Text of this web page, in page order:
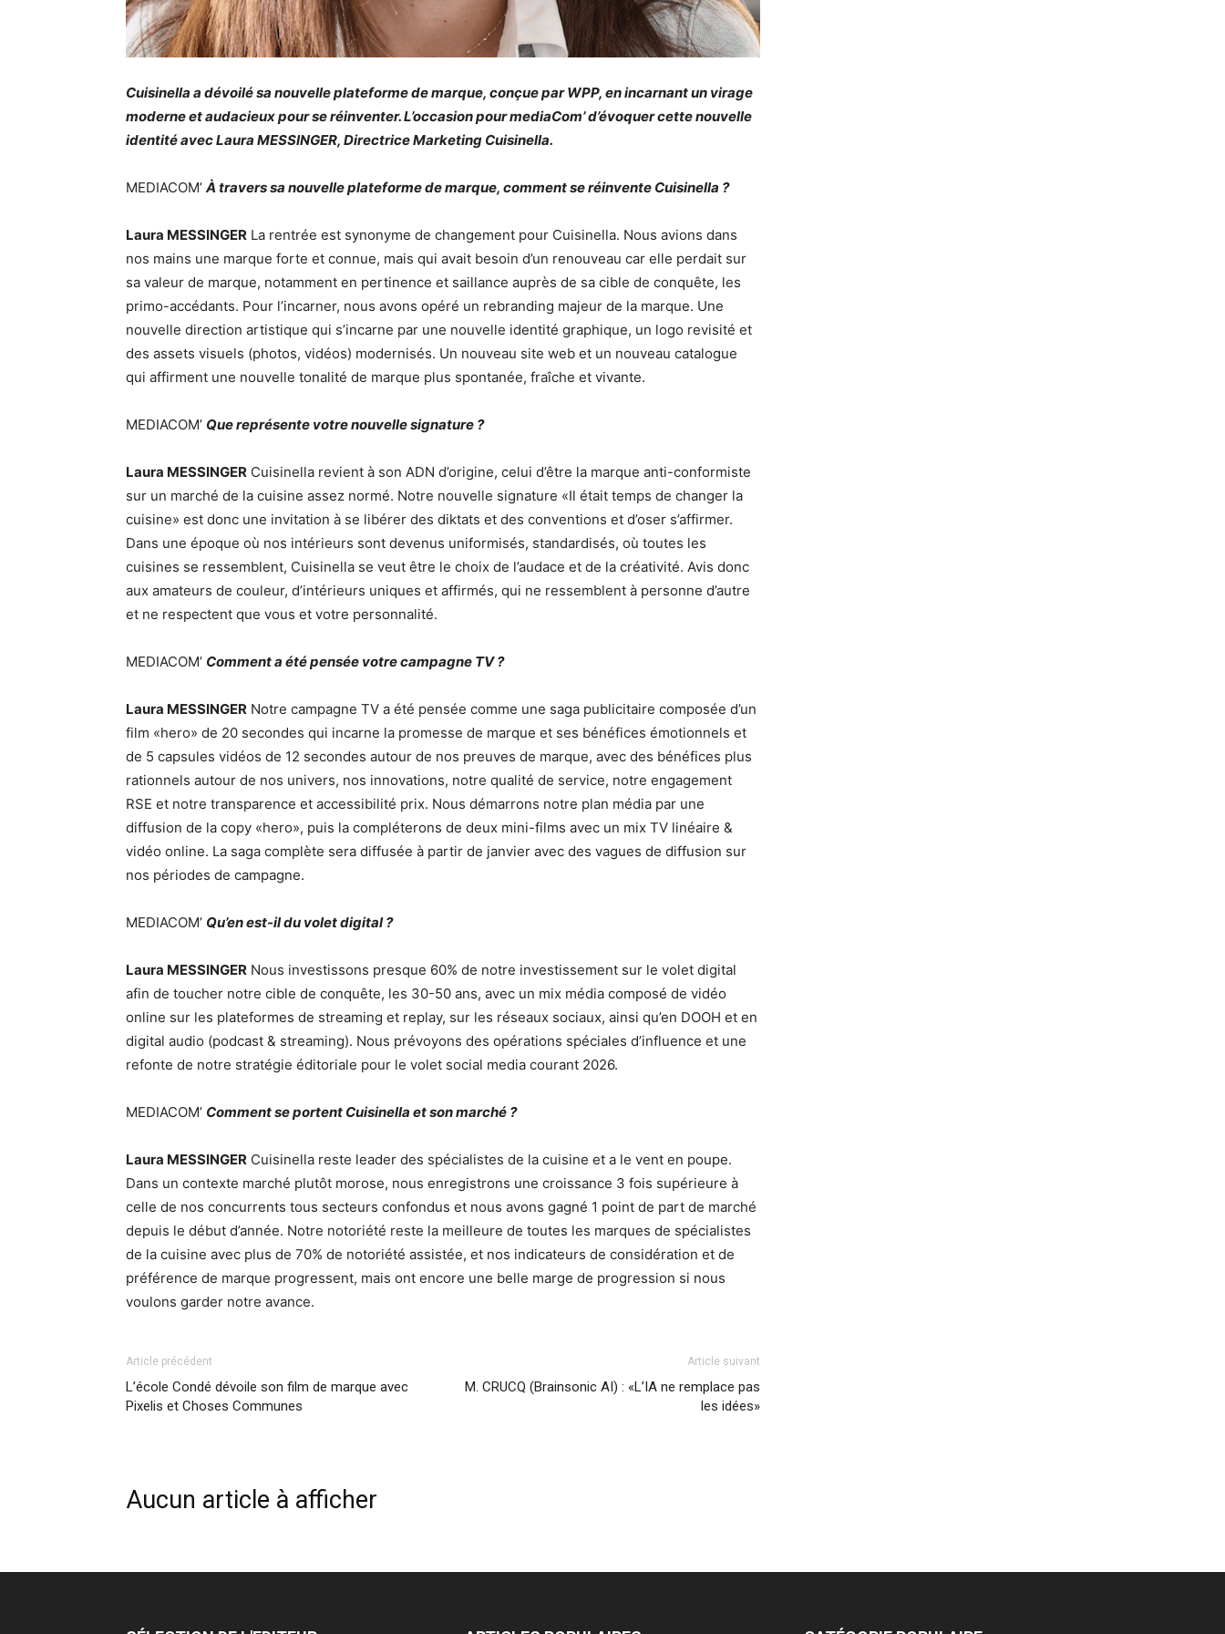
Cuisinella a dévoilé sa nouvelle plateforme de marque, conçue par WPP, en incarnant un virage
moderne et audacieux pour se réinventer. L’occasion pour mediaCom’ d’évoquer cette nouvelle
identité avec Laura MESSINGER, Directrice Marketing Cuisinella.
MEDIACOM’ À travers sa nouvelle plateforme de marque, comment se réinvente Cuisinella ?
Laura MESSINGER La rentrée est synonyme de changement pour Cuisinella. Nous avions dans
nos mains une marque forte et connue, mais qui avait besoin d’un renouveau car elle perdait sur
sa valeur de marque, notamment en pertinence et saillance auprès de sa cible de conquête, les
primo-accédants. Pour l’incarner, nous avons opéré un rebranding majeur de la marque. Une
nouvelle direction artistique qui s’incarne par une nouvelle identité graphique, un logo revisité et
des assets visuels (photos, vidéos) modernisés. Un nouveau site web et un nouveau catalogue
qui affirment une nouvelle tonalité de marque plus spontanée, fraîche et vivante.
MEDIACOM’ Que représente votre nouvelle signature ?
Laura MESSINGER Cuisinella revient à son ADN d’origine, celui d’être la marque anti-conformiste
sur un marché de la cuisine assez normé. Notre nouvelle signature «Il était temps de changer la
cuisine» est donc une invitation à se libérer des diktats et des conventions et d’oser s’affirmer.
Dans une époque où nos intérieurs sont devenus uniformisés, standardisés, où toutes les
cuisines se ressemblent, Cuisinella se veut être le choix de l’audace et de la créativité. Avis donc
aux amateurs de couleur, d’intérieurs uniques et affirmés, qui ne ressemblent à personne d’autre
et ne respectent que vous et votre personnalité.
MEDIACOM’ Comment a été pensée votre campagne TV ?
Laura MESSINGER Notre campagne TV a été pensée comme une saga publicitaire composée d’un
film «hero» de 20 secondes qui incarne la promesse de marque et ses bénéfices émotionnels et
de 5 capsules vidéos de 12 secondes autour de nos preuves de marque, avec des bénéfices plus
rationnels autour de nos univers, nos innovations, notre qualité de service, notre engagement
RSE et notre transparence et accessibilité prix. Nous démarrons notre plan média par une
diffusion de la copy «hero», puis la compléterons de deux mini-films avec un mix TV linéaire &
vidéo online. La saga complète sera diffusée à partir de janvier avec des vagues de diffusion sur
nos périodes de campagne.
MEDIACOM’ Qu’en est-il du volet digital ?
Laura MESSINGER Nous investissons presque 60% de notre investissement sur le volet digital
afin de toucher notre cible de conquête, les 30-50 ans, avec un mix média composé de vidéo
online sur les plateformes de streaming et replay, sur les réseaux sociaux, ainsi qu’en DOOH et en
digital audio (podcast & streaming). Nous prévoyons des opérations spéciales d’influence et une
refonte de notre stratégie éditoriale pour le volet social media courant 2026.
MEDIACOM’ Comment se portent Cuisinella et son marché ?
Laura MESSINGER Cuisinella reste leader des spécialistes de la cuisine et a le vent en poupe.
Dans un contexte marché plutôt morose, nous enregistrons une croissance 3 fois supérieure à
celle de nos concurrents tous secteurs confondus et nous avons gagné 1 point de part de marché
depuis le début d’année. Notre notoriété reste la meilleure de toutes les marques de spécialistes
de la cuisine avec plus de 70% de notoriété assistée, et nos indicateurs de considération et de
préférence de marque progressent, mais ont encore une belle marge de progression si nous
voulons garder notre avance.
Article précédent
L’école Condé dévoile son film de marque avec
Pixelis et Choses Communes
Article suivant
M. CRUCQ (Brainsonic AI) : «L’IA ne remplace pas
les idées»
Aucun article à afficher